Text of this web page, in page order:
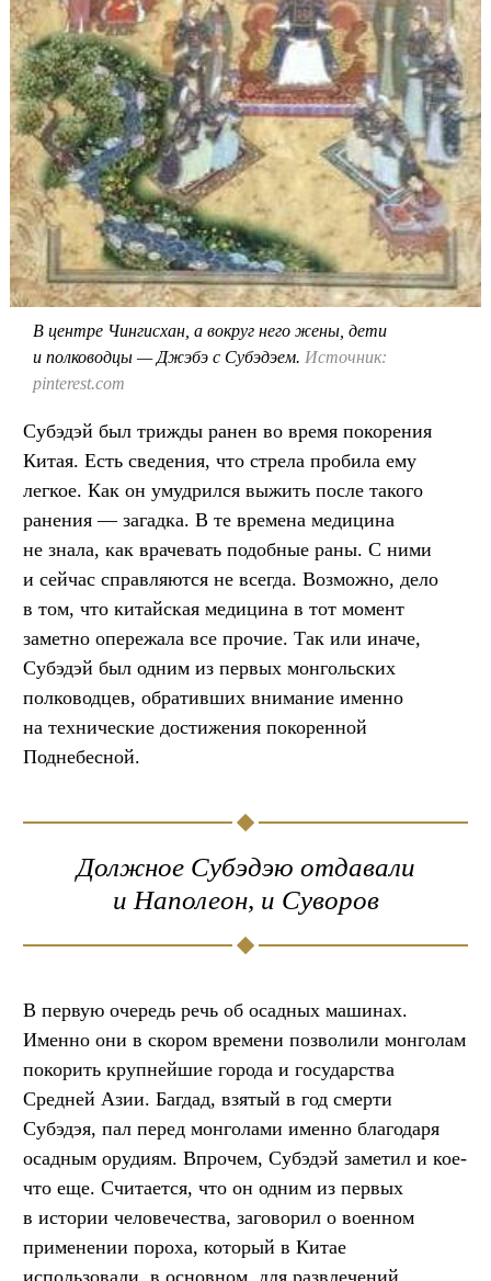
В центре Чингисхан, а вокруг него жены, дети
и полководцы — Джэбэ с Субэдэем. Источник:
pinterest.com
Субэдэй был трижды ранен во время покорения
Китая. Есть сведения, что стрела пробила ему
легкое. Как он умудрился выжить после такого
ранения — загадка. В те времена медицина
не знала, как врачевать подобные раны. С ними
и сейчас справляются не всегда. Возможно, дело
в том, что китайская медицина в тот момент
заметно опережала все прочие. Так или иначе,
Субэдэй был одним из первых монгольских
полководцев, обративших внимание именно
на технические достижения покоренной
Поднебесной.
Должное Субэдэю отдавали
и Наполеон, и Суворов
В первую очередь речь об осадных машинах.
Именно они в скором времени позволили монголам
покорить крупнейшие города и государства
Средней Азии. Багдад, взятый в год смерти
Субэдэя, пал перед монголами именно благодаря
осадным орудиям. Впрочем, Субэдэй заметил и кое-
что еще. Считается, что он одним из первых
в истории человечества, заговорил о военном
применении пороха, который в Китае
использовали, в основном, для развлечений.